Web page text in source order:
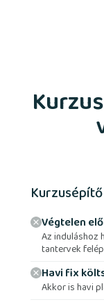
Végtelen
Az induláshoz
tantervek
Havi fix
Akkor is havi